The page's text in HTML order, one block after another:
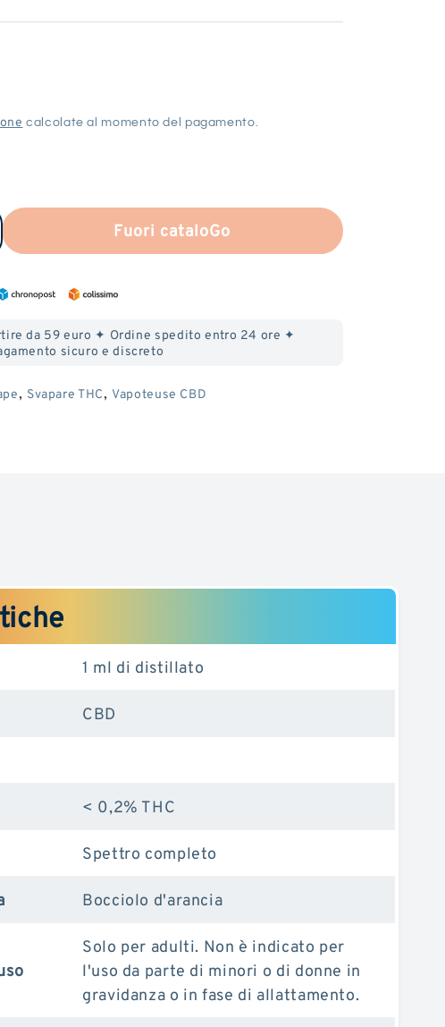
calcolate al momento del pagamento.
Fuori cataloGo
da 59 euro ✦ Ordine spedito entro 24 ore ✦
sicuro e discreto
, Svapare THC,Vapoteuse CBD
1 ml di distillato
CBD
< 0,2% THC
Spettro completo
Bocciolo d'arancia
Solo per adulti. Non è indicato per
l'uso da parte di minori o di donne in
gravidanza o in fase di allattamento.